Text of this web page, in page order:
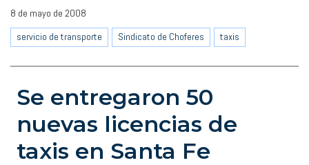
8 de mayo de 2008
servicio de transporte
Sindicato de Choferes taxis
Se entregaron 50
nuevas licencias de
taxis en Santa Fe